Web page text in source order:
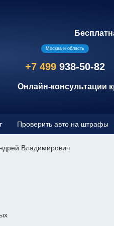
Москва и область
+7 499 938-50-82
Онлайн-консультации
Проверить авто на штрафы
Владимирович